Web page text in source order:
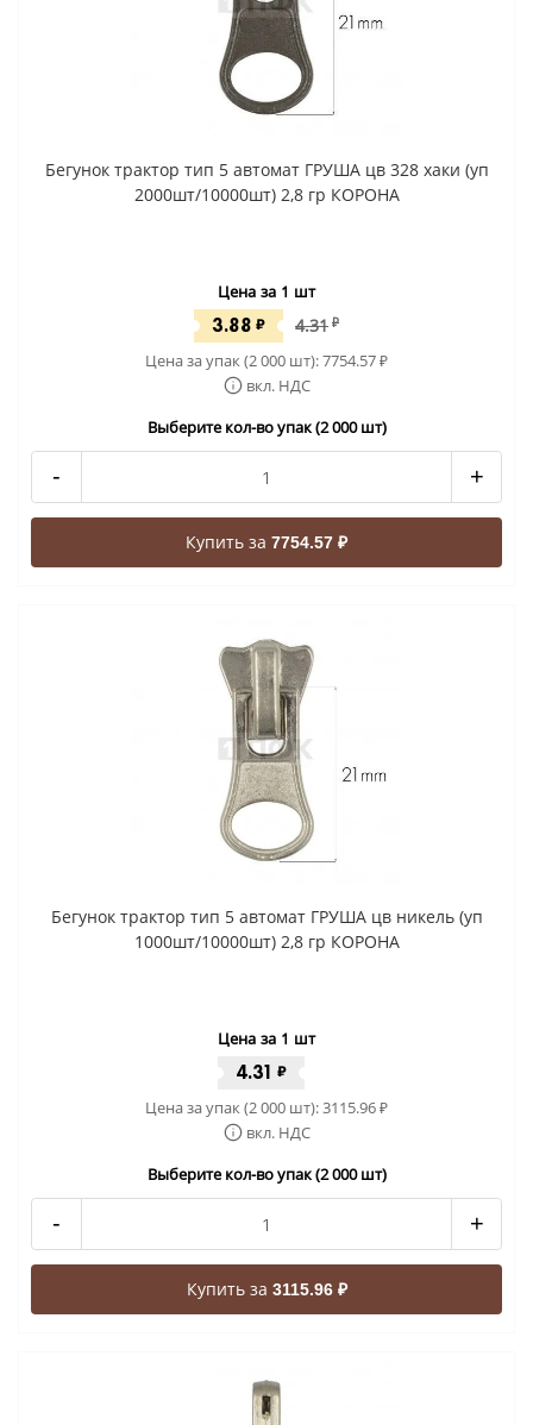
Бегунок трактор тип 5 автомат ГРУША цв 328 хаки (уп
2000шт/10000шт) 2,8 гр КОРОНА
Цена за 1 шт
3.88 ₽ 4.31 ₽
Цена за упак (2 000 шт):7754.57₽
вкл. НДС
Выберите кол-во упак (2 000 шт)
- +
Купить за 7754.57 ₽
Бегунок трактор тип 5 автомат ГРУША цв никель (уп
1000шт/10000шт) 2,8 гр КОРОНА
Цена за 1 шт
4.31 ₽
Цена за упак (2 000 шт):3115.96₽
вкл. НДС
Выберите кол-во упак (2 000 шт)
- +
Купить за 3115.96 ₽